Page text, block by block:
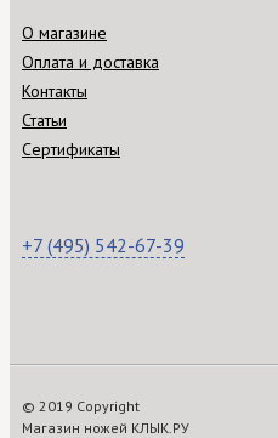
О магазине
Оплата и доставка
Контакты
Статьи
Сертификаты
+7 (495) 542-67-39
© 2019 Copyright
Магазин ножей КЛЫК.РУ